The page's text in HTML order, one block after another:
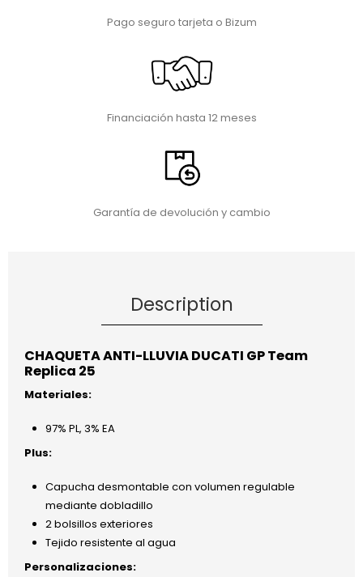
Pago seguro tarjeta o Bizum
Financiación hasta 12 meses
Garantía de devolución y cambio
Description
CHAQUETA ANTI-LLUVIA DUCATI GP Team
Replica 25
Materiales:
97% PL, 3% EA
Plus:
Capucha desmontable con volumen regulable
mediante dobladillo
2 bolsillos exteriores
Tejido resistente al agua
Personalizaciones: